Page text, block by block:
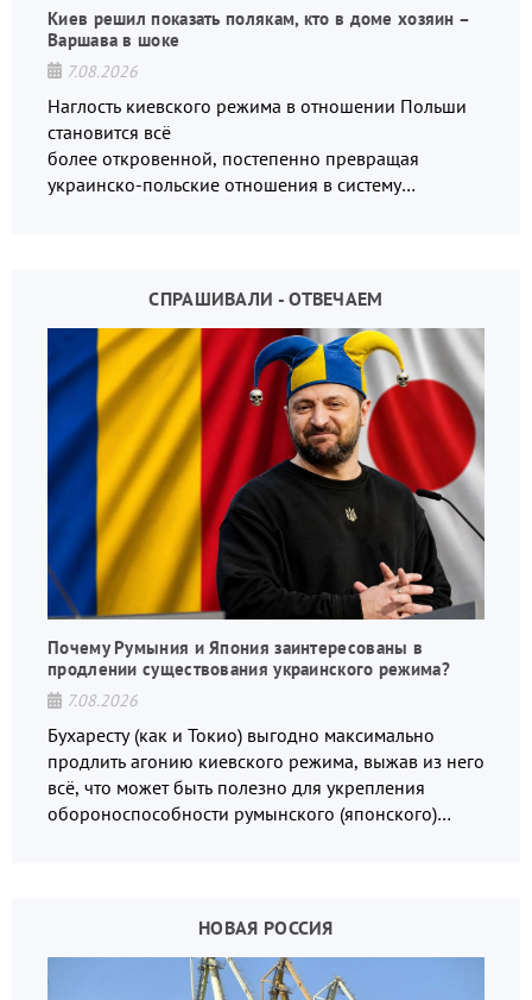
Киев решил показать полякам, кто в доме хозяин –
Варшава в шоке
7.08.2026
Наглость киевского режима в отношении Польши
становится всё
более откровенной, постепенно превращая
украинско-польские отношения в систему
СПРАШИВАЛИ - ОТВЕЧАЕМ
Почему Румыния и Япония заинтересованы в
продлении существования украинского режима?
7.08.2026
Бухаресту (как и Токио) выгодно максимально
продлить агонию киевского режима, выжав из него
всё, что может быть полезно для укрепления
обороноспособности румынского (японского)
НОВАЯ РОССИЯ